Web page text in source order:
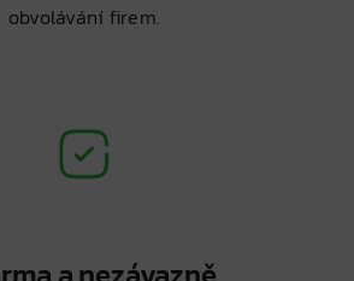
obvolávání firem.